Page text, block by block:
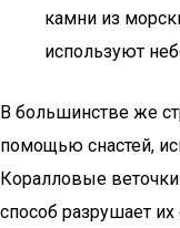
камни из
используют
В большинстве же
помощью снастей,
Коралловые веточки
способ разрушает